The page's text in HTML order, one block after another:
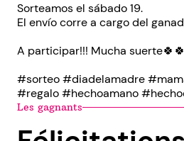
Sorteamos el sábado 19.
El envío corre a cargo del
A participar!!! Mucha suerte🍀🍀
#sorteo #diadelamadre
#regalo #hechoamano
Les gagnants